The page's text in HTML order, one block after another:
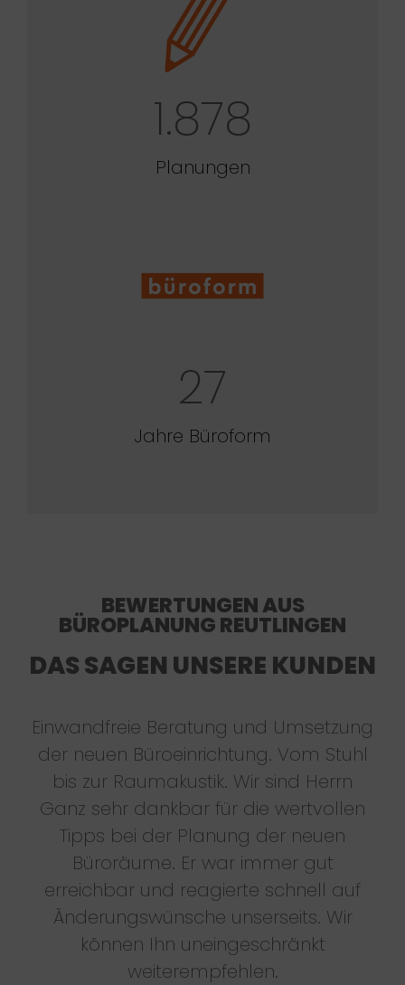
1.878
Planungen
27
Jahre Büroform
BEWERTUNGEN AUS
BÜROPLANUNG REUTLINGEN
DAS SAGEN UNSERE KUNDEN
Einwandfreie Beratung und Umsetzung
der neuen Büroeinrichtung. Vom Stuhl
bis zur Raumakustik. Wir sind Herrn
Ganz sehr dankbar für die wertvollen
Tipps bei der Planung der neuen
Büroräume. Er war immer gut
erreichbar und reagierte schnell auf
Änderungswünsche unserseits. Wir
können Ihn uneingeschränkt
weiterempfehlen.